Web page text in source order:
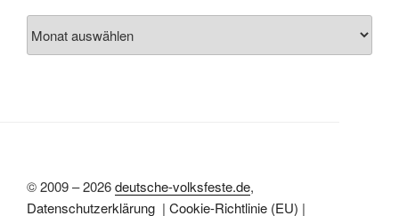
© 2009 – 2026deutsche-volksfeste.de,
Datenschutzerklärung | Cookie-Richtlinie (EU) |